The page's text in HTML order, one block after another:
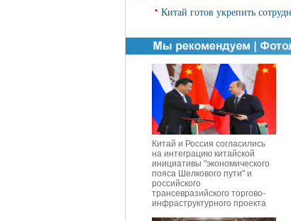
• Китай готов укрепить
Китай и Россия согласились
на интеграцию китайской
инициативы "экономического
пояса Шелкового пути" и
российского
трансевразийского торгово-
инфраструктурного проекта